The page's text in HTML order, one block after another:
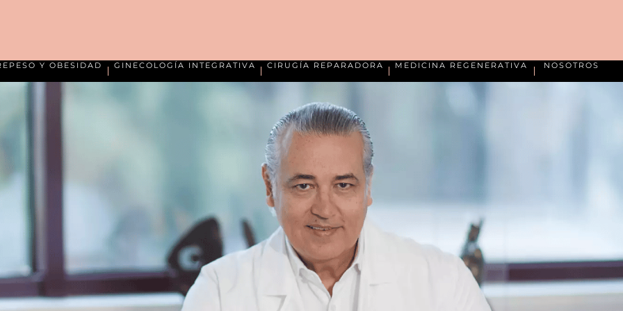
Y OBESIDAD GINECOLOGÍA INTEGRATIVA CIRUGÍA REPARADORA MEDICINA REGENERATIVA NOSOTROS